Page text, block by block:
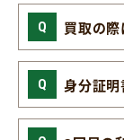
買取の
身分証明